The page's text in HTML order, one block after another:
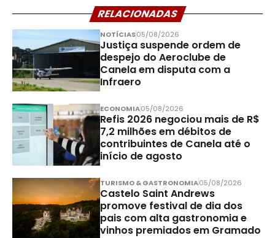
RELACIONADAS
NOTÍCIAS05/08/2026
Justiça suspende ordem de
despejo do Aeroclube de
Canela em disputa com a
Infraero
ECONOMIA05/08/2026
Refis 2026 negociou mais de R$
7,2 milhões em débitos de
contribuintes de Canela até o
início de agosto
TURISMO & GASTRONOMIA05/08/2026
Castelo Saint Andrews
promove festival de dia dos
pais com alta gastronomia e
vinhos premiados em Gramado